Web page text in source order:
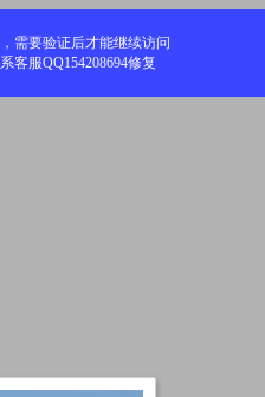
，需要验证后才能继续访问
客服QQ154208694修复